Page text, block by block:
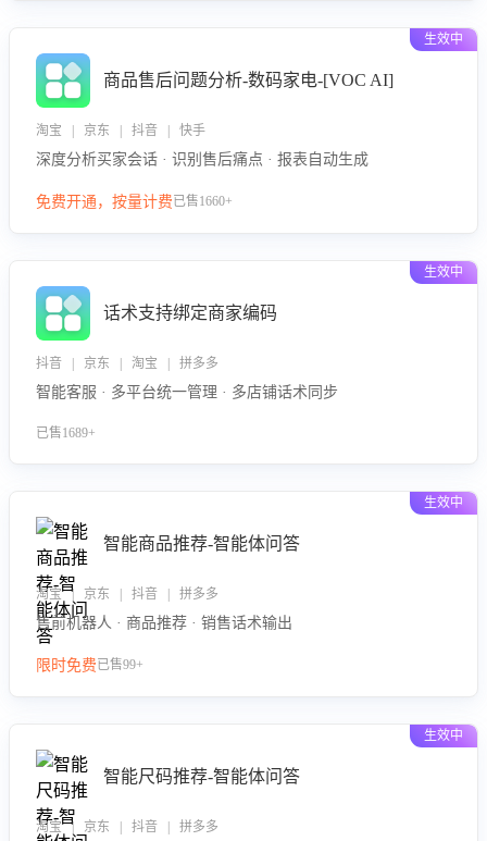
生效中
商品售后问题分析-数码家电-[VOC AI]
淘宝 | 京东 | 抖音 | 快手
深度分析买家会话 · 识别售后痛点 · 报表自动生成
免费开通，按量计费已售1660+
生效中
话术支持绑定商家编码
抖音 | 京东 | 淘宝 | 拼多多
智能客服 · 多平台统一管理 · 多店铺话术同步
已售1689+
生效中
智能商品推荐-智能体问答
淘宝 | 京东 | 抖音 | 拼多多
售前机器人 · 商品推荐 · 销售话术输出
限时免费已售99+
生效中
智能尺码推荐-智能体问答
淘宝 | 京东 | 抖音 | 拼多多